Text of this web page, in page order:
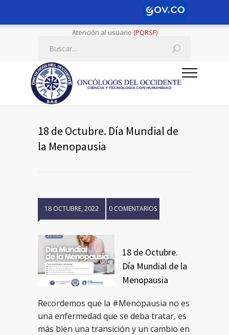
Atención al usuario (PQRSF)
18 de Octubre. Día Mundial de
la Menopausia
18 OCTUBRE, 2022 0 COMENTARIOS
18 de Octubre.
Día Mundial de la
Menopausia
Recordemos que la #Menopausia no es
una enfermedad que se deba tratar, es
más bien una transición y un cambio en